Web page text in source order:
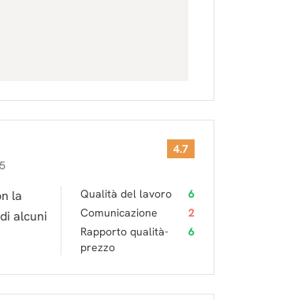
4.7
la
alcuni
Qualità del lavoro
6
Comunicazione
2
Rapporto qualità-
prezzo
6